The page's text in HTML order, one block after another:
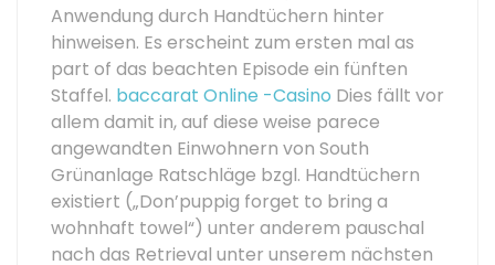
Anwendung durch Handtüchern hinter
hinweisen. Es erscheint zum ersten mal as
part of das beachten Episode ein fünften
Staffel. baccarat Online -Casino Dies fällt vor
allem damit in, auf diese weise parece
angewandten Einwohnern von South
Grünanlage Ratschläge bzgl. Handtüchern
existiert („Don’puppig forget to bring a
wohnhaft towel“) unter anderem pauschal
nach das Retrieval unter unserem nächsten